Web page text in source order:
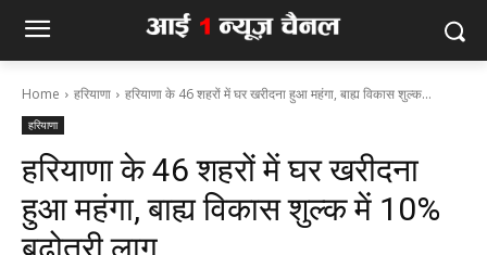
Home हरियाणा हरियाणा के 46 शहरों में घर खरीदना हुआ महंगा, बाह्य विकास शुल्क...
हरियाणा
हरियाणा के 46 शहरों में घर खरीदना
हुआ महंगा, बाह्य विकास शुल्क में 10%